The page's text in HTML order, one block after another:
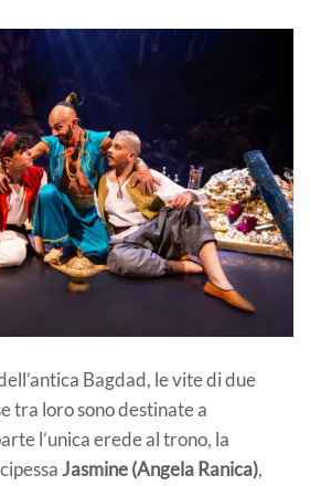
Bagdad, le vite di due
tra loro sono destinate a
l’unica erede al trono, la
Jasmine (Angela Ranica),